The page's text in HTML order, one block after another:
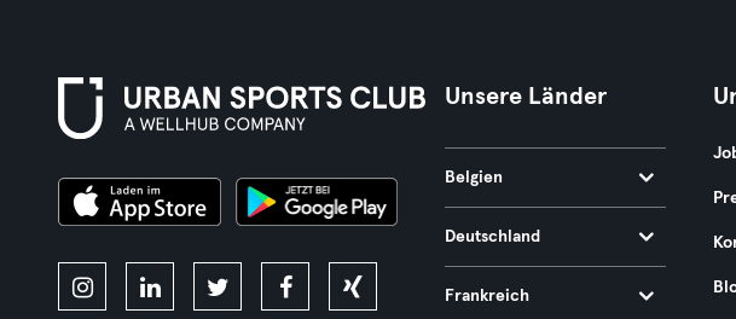
Unsere Länder
Belgien
Deutschland
Frankreich